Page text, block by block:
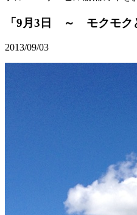
「9月3日 ～ モクモ
2013/09/03